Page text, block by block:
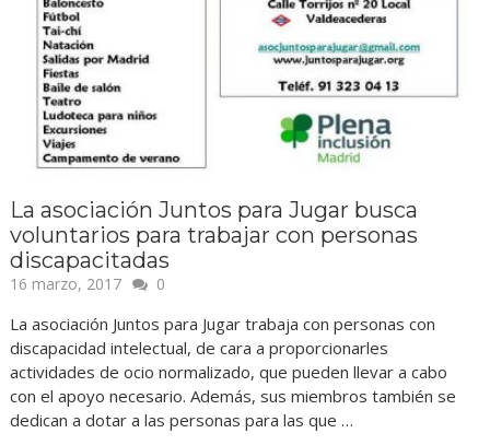
La asociación Juntos para Jugar busca
voluntarios para trabajar con personas
discapacitadas
16 marzo, 2017 0
La asociación Juntos para Jugar trabaja con personas con
discapacidad intelectual, de cara a proporcionarles
actividades de ocio normalizado, que pueden llevar a cabo
con el apoyo necesario. Además, sus miembros también se
dedican a dotar a las personas para las que …